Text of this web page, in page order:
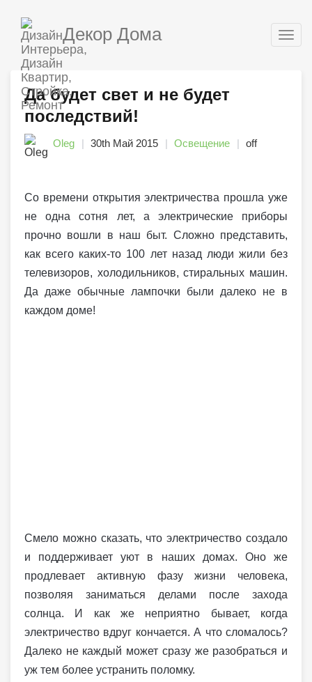
Декор Дома
Да будет свет и не будет
последствий!
Oleg 30th Май 2015 Освещение off
Со времени открытия электричества прошла уже
не одна сотня лет, а электрические приборы
прочно вошли в наш быт. Сложно представить,
как всего каких-то 100 лет назад люди жили без
телевизоров, холодильников, стиральных машин.
Да даже обычные лампочки были далеко не в
каждом доме!
Смело можно сказать, что электричество создало
и поддерживает уют в наших домах. Оно же
продлевает активную фазу жизни человека,
позволяя заниматься делами после захода
солнца. И как же неприятно бывает, когда
электричество вдруг кончается. А что сломалось?
Далеко не каждый может сразу же разобраться и
уж тем более устранить поломку.